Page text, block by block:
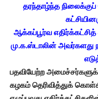
தரந்தாழ்ந்த நிலைக்குப்
ஆக்கப்பூர்வ
மு.க.ஸ்டாலின் அவர்களது
பதவியேற்ற
கழகம் தெரிவித்துக்